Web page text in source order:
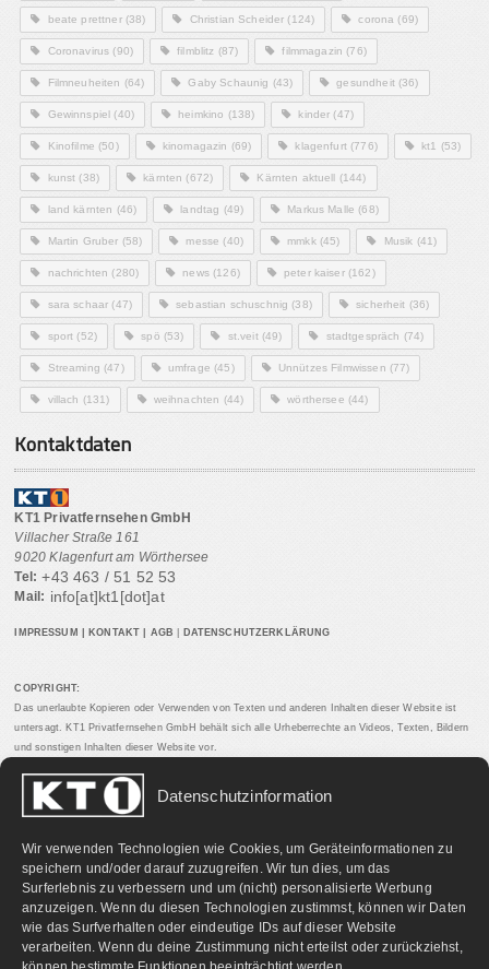
Datenschutzinformation
Wir verwenden Technologien wie Cookies, um Geräteinformationen zu
speichern und/oder darauf zuzugreifen. Wir tun dies, um das
Surferlebnis zu verbessern und um (nicht) personalisierte Werbung
anzuzeigen. Wenn du diesen Technologien zustimmst, können wir Daten
wie das Surfverhalten oder eindeutige IDs auf dieser Website
verarbeiten. Wenn du deine Zustimmung nicht erteilst oder zurückziehst,
beate prettner(38) Christian Scheider (124) corona (69)
Coronavirus (90) filmblitz (87) filmmagazin (76)
Filmneuheiten (64) Gaby Schaunig (43) gesundheit(36)
Gewinnspiel (40) heimkino (138) kinder (47)
Kinofilme (50) kinomagazin (69) klagenfurt(776) kt1 (53)
kunst (38) kärnten (672) Kärnten aktuell (144)
land kärnten (46) landtag (49) Markus Malle (68)
Martin Gruber (58) messe (40) mmkk(45) Musik (41)
nachrichten (280) news(126) peter kaiser(162)
sara schaar (47) sebastian schuschnig (38) sicherheit (36)
sport (52) spö (53) st.veit(49) stadtgespräch (74)
Streaming (47) umfrage (45) Unnützes Filmwissen (77)
villach (131) weihnachten (44) wörthersee (44)
Kontaktdaten
KT1 Privatfernsehen GmbH
Villacher Straße 161
9020 Klagenfurt am Wörthersee
Tel: +43 463 / 51 52 53
Mail: info[at]kt1[dot]at
IMPRESSUM KONTAKT AGB DATENSCHUTZERKLÄRUNG
COPYRIGHT:
Das unerlaubte Kopieren oder Verwenden von Texten und anderen Inhalten dieser Website ist
untersagt. KT1 Privatfernsehen GmbH behält sich alle Urheberrechte an Videos, Texten, Bildern
und sonstigen Inhalten dieser Website vor.
PARTNERLINKS: